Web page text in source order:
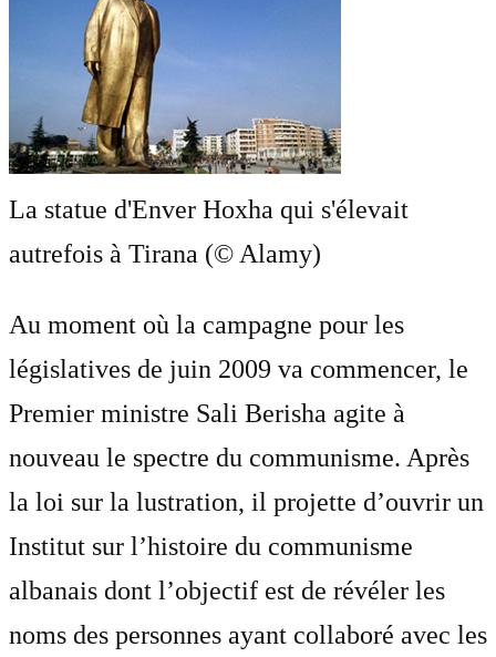
La statue d'Enver Hoxha qui s'élevait
autrefois à Tirana (© Alamy)
Au moment où la campagne pour les
législatives de juin 2009 va commencer, le
Premier ministre Sali Berisha agite à
nouveau le spectre du communisme. Après
la loi sur la lustration, il projette d’ouvrir un
Institut sur l’histoire du communisme
albanais dont l’objectif est de révéler les
noms des personnes ayant collaboré avec les